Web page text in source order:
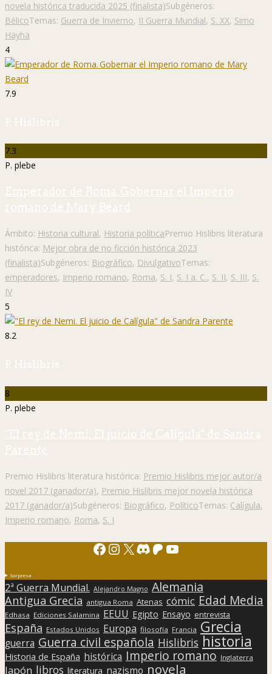
novela histórica traducida 2025 (finalista)Subgéneros:
BélicoTemas: Guerra de Invierno, II Guerra Mundial, S. XX, Simo
Häyhä
4
7.9
P. Hislibris
7.3
P. plebe
Emperador de Roma. Gobernar el Imperio
romano de Mary Beard
Ámbito: Historia cultural, Historia políticaPremio Hislibris literatura
histórica: Mejor obra de no ficción histórica 2023
(finalista)Subgéneros: Biográfico, DivulgativoTemas:
emperadores, Imperio romano, Roma, S. I, S. I a. C., S. II, S. III, S.
IV
5
8.2
P. Hislibris
8
P. plebe
"El rey de Nemi. El juicio de Calígula" de Sandra
Parente
Premio Hislibris literatura histórica: Premio Hislibris mejor autor/a
novel 2017 (ganador/a), Premio Hislibris mejor novela histórica
2017 (ganador/a)Subgéneros: Biográfico, PolíticoTemas: Calígula,
Imperio romano, Roma, S. I
Facebook
Instagram
X Discord
Patreon
YouTube
Sorpresa
2ª Guerra Mundial. Alejandro Magno Alemania
Antigua Grecia antigua Roma Atenas cómic Edad Media
Edhasa Ediciones Salamina EEUU Egipto Ensayo entrevista
España Estados Unidos Europa filosofía Francia Grecia
guerra Guerra civil española Hislibris historia
Historia de España histórica Imperio romano Inglaterra
Japón libros literatura nazismo novela